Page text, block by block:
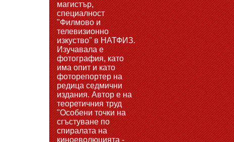
магистър,
специалност
"Филмово и
телевизионно
изкуство" в НАТФИЗ.
Изучавала е
фотография, като
има опит и като
фоторепортер на
редица седмични
издания. Автор е на
теоретичния труд
"Особени точки на
сгъстуване по
спиралата на
киноеволюцията -